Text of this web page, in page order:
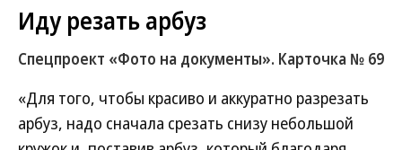
Иду резать арбуз
Спецпроект «Фото на документы». Карточка № 69
«Для того, чтобы красиво и аккуратно разрезать
арбуз, надо сначала срезать снизу небольшой